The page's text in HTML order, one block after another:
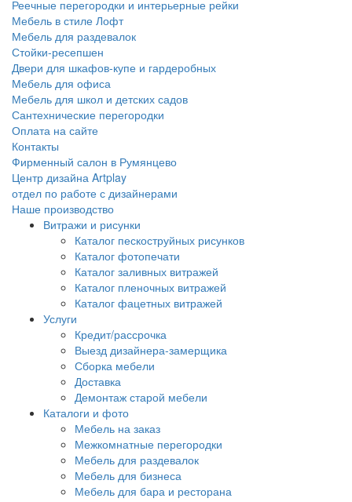
Реечные перегородки и интерьерные рейки
Мебель в стиле Лофт
Мебель для раздевалок
Стойки-ресепшен
Двери для шкафов-купе и гардеробных
Мебель для офиса
Мебель для школ и детских садов
Сантехнические перегородки
Оплата на сайте
Контакты
Фирменный салон в Румянцево
Центр дизайна Artplay
отдел по работе с дизайнерами
Наше производство
Витражи и рисунки
Каталог пескоструйных рисунков
Каталог фотопечати
Каталог заливных витражей
Каталог пленочных витражей
Каталог фацетных витражей
Услуги
Кредит/рассрочка
Выезд дизайнера-замерщика
Сборка мебели
Доставка
Демонтаж старой мебели
Каталоги и фото
Мебель на заказ
Межкомнатные перегородки
Мебель для раздевалок
Мебель для бизнеса
Мебель для бара и ресторана